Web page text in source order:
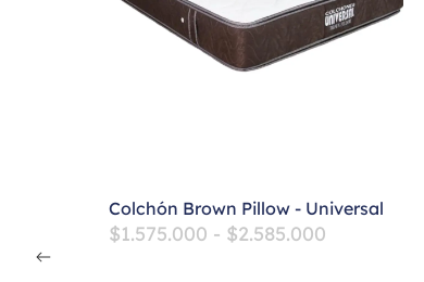
Colchón Brown Pillow - Universal
$1.575.000 - $2.585.000